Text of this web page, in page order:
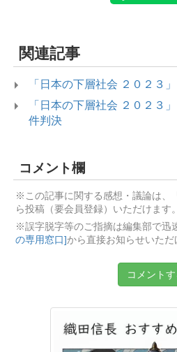
関連記事
「日本の下層社会 ２０２３
「日本の下層社会 ２０２３
件判決
コメント欄
※この記事に関する感想・議論は、
ら投稿（要会員登録）いただけます。
※誤字脱字等のご指摘は編集部で迅
の専用窓口]から直接お知らせいただ
コメントす